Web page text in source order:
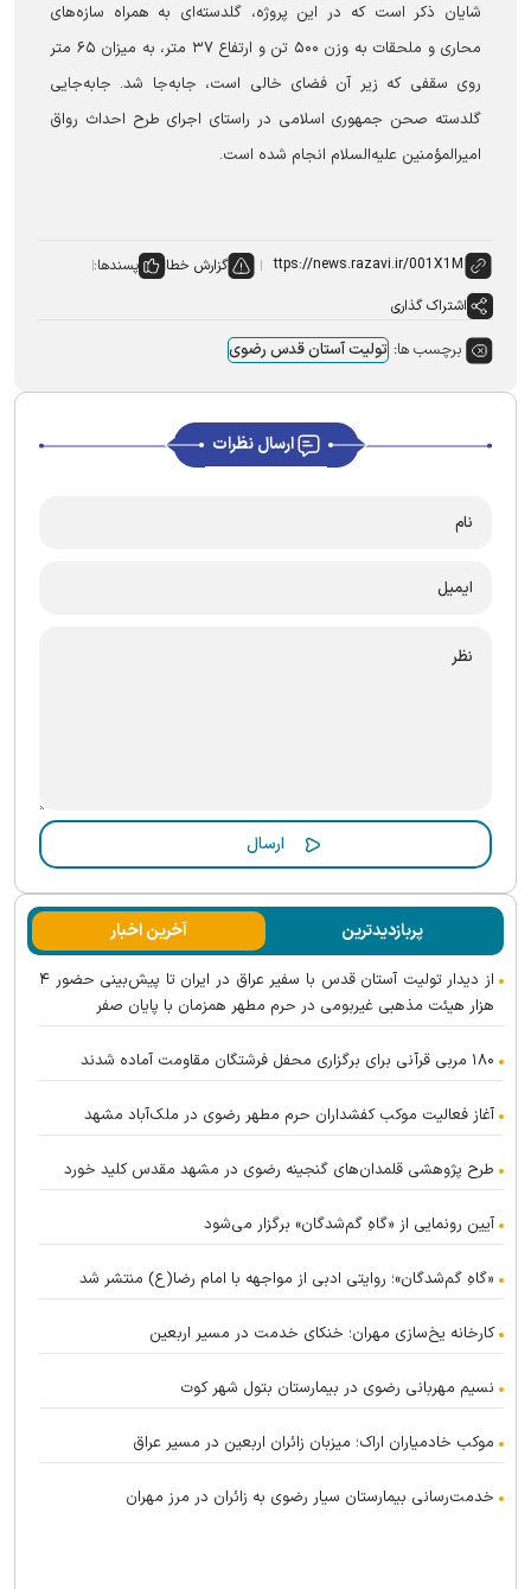
شایان ذکر است که در این پروژه، گلدسته‌ای به همراه سازه‌های
محاری و ملحقات به وزن ۵۰۰ تن و ارتفاع ۳۷ متر، به میزان ۶۵ متر
روی سقفی که زیر آن فضای خالی است، جابه‌جا شد. جابه‌جایی
گلدسته صحن جمهوری اسلامی در راستای اجرای طرح احداث رواق
امیرالمؤمنین علیه‌السلام انجام شده است.
گزارش خطا
پسندها:
اشتراک گذاری
برچسب ها: تولیت آستان قدس رضوی
ارسال نظرات
پربازدیدترین آخرین اخبار
از دیدار تولیت آستان قدس با سفیر عراق در ایران تا پیش‌بینی حضور ۴
هزار هیئت مذهبی غیربومی در حرم مطهر همزمان با پایان صفر
۱۸۰ مربی قرآنی برای برگزاری محفل فرشتگان مقاومت آماده شدند
آغاز فعالیت موکب کفشداران حرم مطهر رضوی در ملک‌آباد مشهد
طرح پژوهشی قلمدان‌های گنجینه رضوی در مشهد مقدس کلید خورد
آیین رونمایی از «گاهِ گم‌شدگان» برگزار می‌شود
«گاهِ گم‌شدگان»؛ روایتی ادبی از مواجهه با امام رضا(ع) منتشر شد
کارخانه یخ‌سازی مهران؛ خنکای خدمت در مسیر اربعین
نسیم مهربانی رضوی در بیمارستان بتول شهر کوت
موکب خادمیاران اراک؛ میزبان زائران اربعین در مسیر عراق
خدمت‌رسانی بیمارستان سیار رضوی به زائران در مرز مهران